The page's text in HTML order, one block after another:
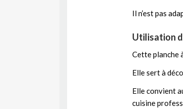
Il n’est pas
Utilisation
Cette planche
Elle sert à
Elle convient
cuisine